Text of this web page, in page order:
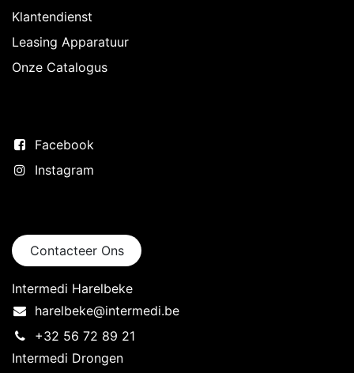
Klantendienst
Leasing Apparatuur
Onze Catalogus
Facebook
Instagram
Contacteer Ons
Intermedi Harelbeke
harelbeke@intermedi.be
+32 56 72 89 21
Intermedi Drongen